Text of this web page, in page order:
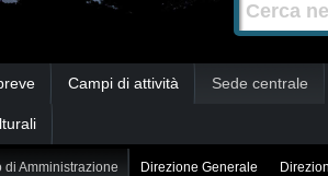
Campi di attività Sede centrale
di Amministrazione Direzione Generale